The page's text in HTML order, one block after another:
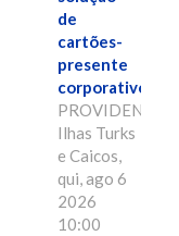
de
cartões-
presente
corporativos.
Ilhas Turks
e Caicos,
qui, ago 6
2026
10:00